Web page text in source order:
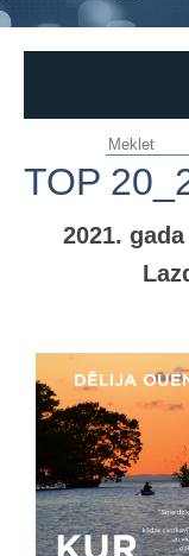
TOP
2021.